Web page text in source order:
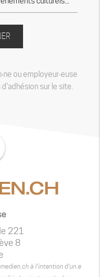
ou employeur‧euse
sur le site.
221
8
à l’intention d’un.e